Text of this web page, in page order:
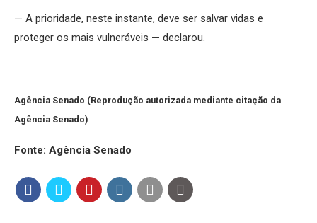
— A prioridade, neste instante, deve ser salvar vidas e
proteger os mais vulneráveis — declarou.
Agência Senado (Reprodução autorizada mediante citação da
Agência Senado)
Fonte: Agência Senado